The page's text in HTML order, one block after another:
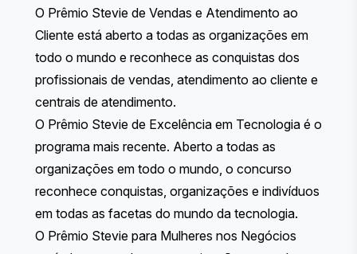
O Prêmio Stevie de Vendas e Atendimento ao
Cliente está aberto a todas as organizações em
todo o mundo e reconhece as conquistas dos
profissionais de vendas, atendimento ao cliente e
centrais de atendimento.
O Prêmio Stevie de Excelência em Tecnologia é o
programa mais recente. Aberto a todas as
organizações em todo o mundo, o concurso
reconhece conquistas, organizações e indivíduos
em todas as facetas do mundo da tecnologia.
O Prêmio Stevie para Mulheres nos Negócios